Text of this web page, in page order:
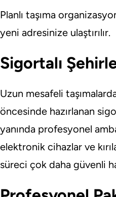
Planlı taşıma
yeni adresinize ulaştırılır.
Sigortalı
Uzun mesafeli
öncesinde hazırlanan
yanında profesyonel
elektronik cihazlar ve
süreci çok daha güvenli